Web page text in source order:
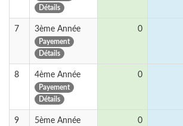
Détails
7 3ème Année
Payement
Détails
0
8 4ème Année
Payement
Détails
0
9 5ème Année 0